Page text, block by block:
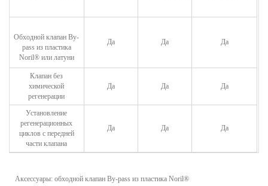
Обходной клапан By-
passиз пластика
Noril® или латуни
Да Да Да
Клапан без
химической
регенерации
Да Да Да
Установление
регенерационных
циклов с передней
части клапана
Да Да Да
Аксессуары: обходной клапан By-pass из пластика Noril®